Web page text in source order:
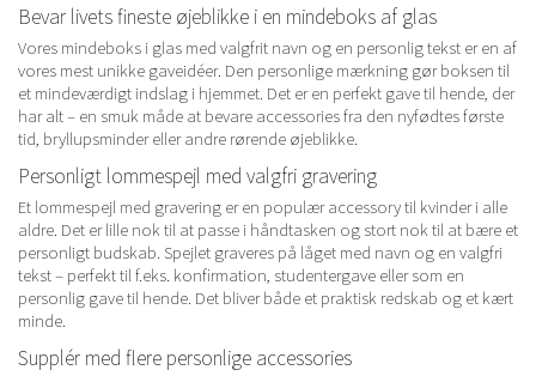
Bevar livets fineste øjeblikke i en mindeboks af glas
Vores mindeboks i glas med valgfrit navn og en personlig tekst er en af
vores mest unikke gaveidéer. Den personlige mærkning gør boksen til
et mindeværdigt indslag i hjemmet. Det er en perfekt gave til hende, der
har alt – en smuk måde at bevare accessories fra den nyfødtes første
tid, bryllupsminder eller andre rørende øjeblikke.
Personligt lommespejl med valgfri gravering
Et lommespejl med gravering er en populær accessory til kvinder i alle
aldre. Det er lille nok til at passe i håndtasken og stort nok til at bære et
personligt budskab. Spejlet graveres på låget med navn og en valgfri
tekst – perfekt til f.eks. konfirmation, studentergave eller som en
personlig gave til hende. Det bliver både et praktisk redskab og et kært
minde.
Supplér med flere personlige accessories